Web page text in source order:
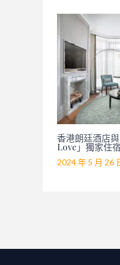
香港朗廷酒店
Love」獨家住
2024 年 5 月 26